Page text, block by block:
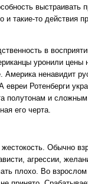
выстраивать
и такие-то действия
в
уронили
Америка ненавидит
евреи Ротенберги
полутонам и
его черта.
жестокость. Обычно
агрессии,
плохо. Во